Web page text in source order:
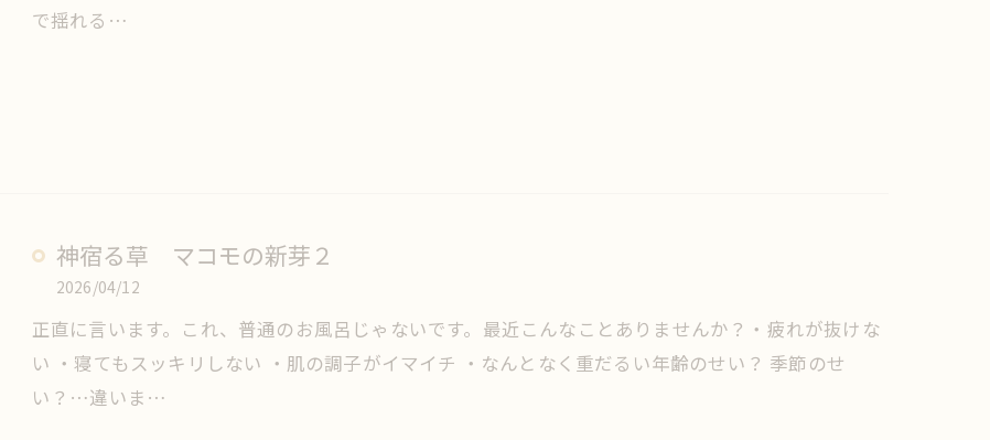
で揺れる…
神宿る草 マコモの新芽２
2026/04/12
正直に言います。これ、普通のお風呂じゃないです。最近こんなことありませんか？・疲れが抜けな
い ・寝てもスッキリしない ・肌の調子がイマイチ ・なんとなく重だるい年齢のせい？ 季節のせ
い？…違いま…